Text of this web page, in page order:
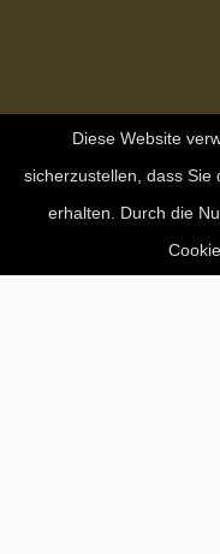
Diese Website
sicherzustellen, dass Sie
erhalten. Durch die